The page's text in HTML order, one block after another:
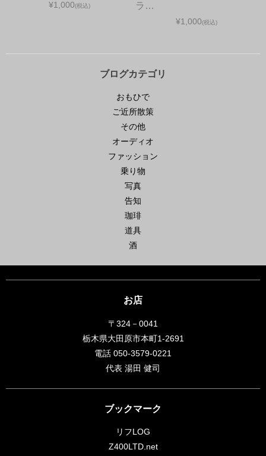
¥1,000(税込)
ラ…
¥1,000(税込)
ブログカテゴリ
おもひで
ご近所散策
その他
オーディオ
ファッション
乗り物
写真
告知
珈琲
道具
酒
お店
〒324－0041
栃木県大田原市本町1-2691
電話 050-3579-0221
代表 湯田 健司
ブックマーク
リフLOG
Z400LTD.net